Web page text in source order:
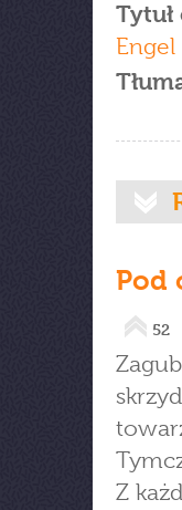
Engel
Pod
52
Z